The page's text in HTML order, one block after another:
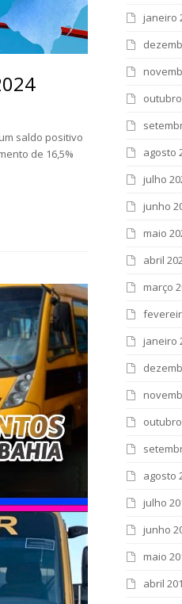
saldo positivo
de 16,5%
janeiro
agosto
julho
junho
maio
abril
março
janeiro
agosto
julho
junho
maio
abril